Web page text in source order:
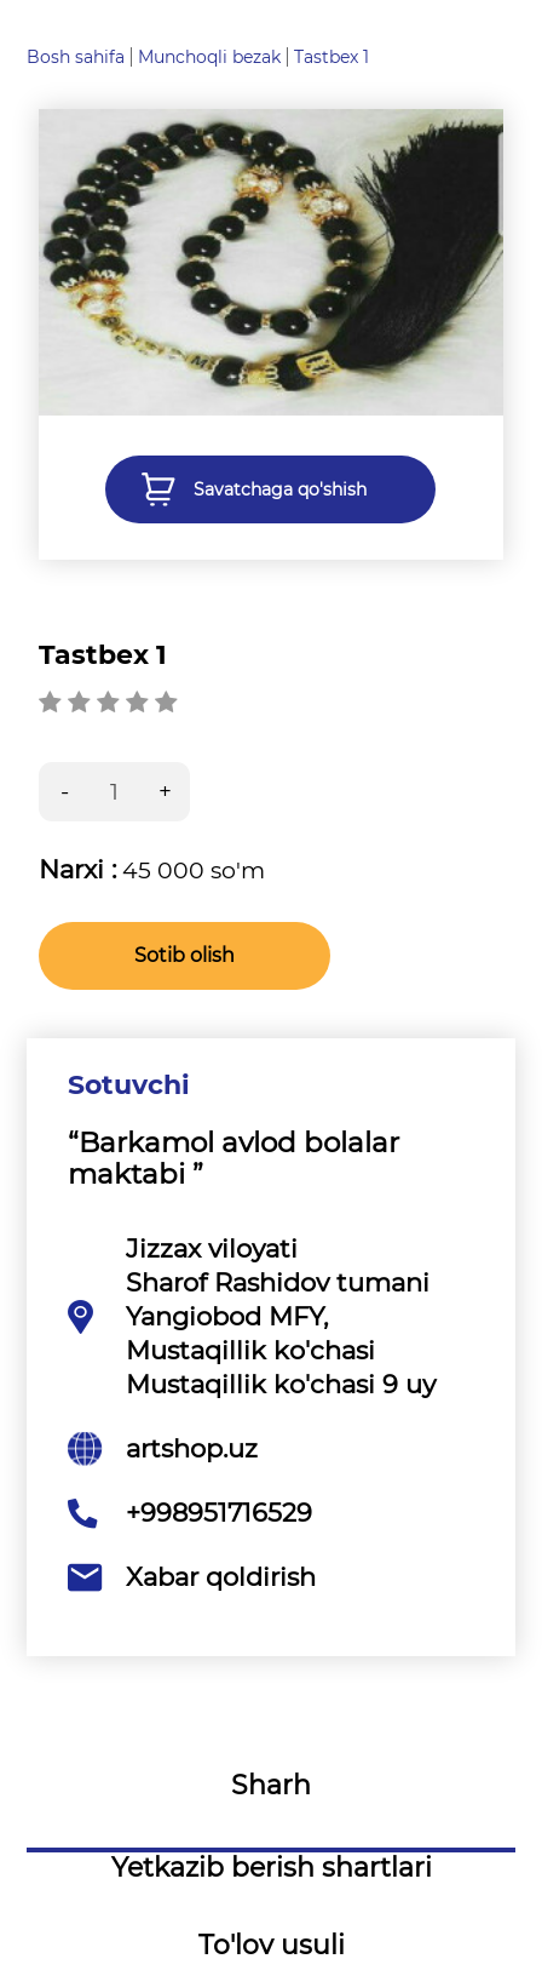
Bosh sahifa Munchoqli bezak Tastbex 1
Savatchaga qo'shish
Tastbex 1
Narxi :45 000 so'm
Sotib olish
Sotuvchi
“Barkamol avlod bolalar
maktabi ”
Jizzax viloyati
Sharof Rashidov tumani
Yangiobod MFY,
Mustaqillik ko'chasi
Mustaqillik ko'chasi 9 uy
artshop.uz
+998951716529
Xabar qoldirish
Sharh
Yetkazib berish shartlari
To'lov usuli